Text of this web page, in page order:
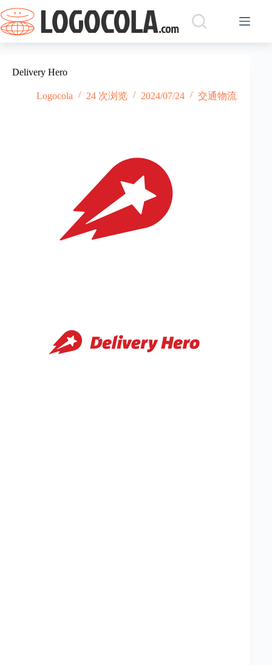
过
内
容
Delivery Hero
Logocola 24 次浏览 2024/07/24 交通物流